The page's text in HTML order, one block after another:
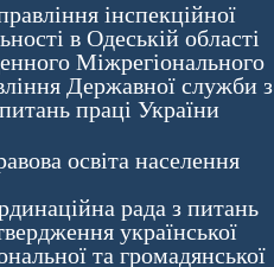
інспекційної
в Одеській області
Міжрегіонального
Державної служби з
питань праці України
освіта населення
рада з питань
української
та громадянської